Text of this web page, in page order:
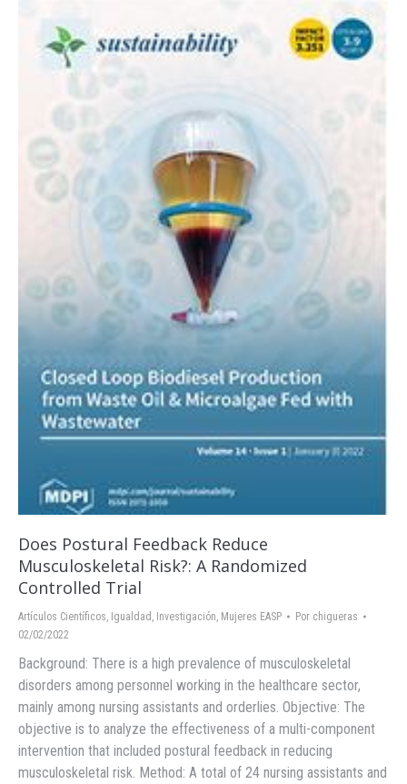
Does Postural Feedback Reduce
Musculoskeletal Risk?: A Randomized
Controlled Trial
Artículos Científicos Igualdad Investigación Mujeres EASP Por chigueras
02/02/2022
Background: There is a high prevalence of musculoskeletal
disorders among personnel working in the healthcare sector,
mainly among nursing assistants and orderlies. Objective: The
objective is to analyze the effectiveness of a multi-component
intervention that included postural feedback in reducing
musculoskeletal risk. Method: A total of 24 nursing assistants and